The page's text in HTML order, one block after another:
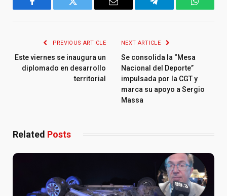
Facebook Twitter Email Telegram
PREVIOUS ARTICLE
Este viernes se inaugura un
diplomado en desarrollo
territorial
NEXT ARTICLE
Se consolida la “Mesa
Nacional del Deporte”
impulsada por la CGT y
marca su apoyo a Sergio
Massa
Related Posts